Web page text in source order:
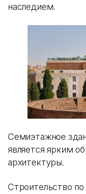
наследием.
Семиэтажное
является ярким
архитектуры.
Строительство